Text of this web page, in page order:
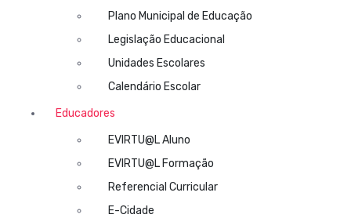
Plano Municipal de Educação
Legislação Educacional
Unidades Escolares
Calendário Escolar
Educadores
EVIRTU@L Aluno
EVIRTU@L Formação
Referencial Curricular
E-Cidade